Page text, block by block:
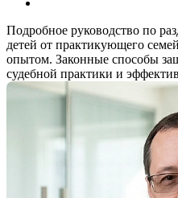
Подробное руководство по
детей от практикующего
опытом. Законные способы
судебной практики и